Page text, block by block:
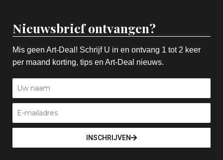
Nieuwsbrief ontvangen?
Mis geen Art-Deal! Schrijf U in en ontvang 1 tot 2 keer
per maand korting, tips en Art-Deal nieuws.
INSCHRIJVEN